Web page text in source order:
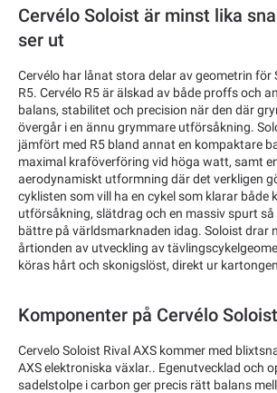
Cervélo Soloist är minst lika
ser ut
Cervélo har lånat stora delar av geometrin för
R5. Cervélo R5 är älskad av både proffs och
balans, stabilitet och precision när den där
övergår i en ännu grymmare utförsåkning.
jämfört med R5 bland annat en kompaktare
maximal kraföverföring vid höga watt, samt
aerodynamiskt utformning där det verkligen
cyklisten som vill ha en cykel som klarar både
utförsåkning, slätdrag och en massiv spurt
bättre på världsmarknaden idag. Soloist drar
årtionden av utveckling av
köras hårt och skonigslöst, direkt ur
Komponenter på Cervélo
Cervelo Soloist Rival AXS kommer med
AXS elektroniska växlar.. Egenutvecklad och
sadelstolpe i carbon ger precis rätt balans